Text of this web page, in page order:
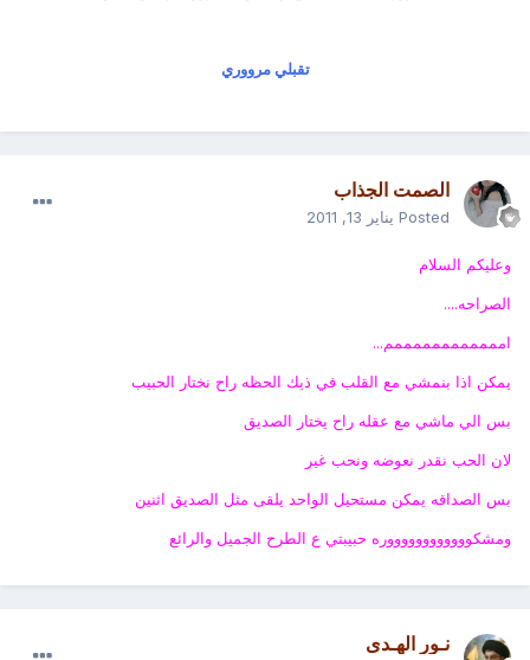
تقبلي مرووري
الصمت الجذاب
Posted يناير 13, 2011
وعليكم السلام
الصراحه....
اممممممممممممم...
يمكن اذا بنمشي مع القلب في ذيك الحظه راح نختار الحبيب
بس الي ماشي مع عقله راح يختار الصديق
لان الحب نقدر نعوضه ونحب غير
بس الصداقه يمكن مستحيل الواحد يلقى مثل الصديق اثنين
ومشكووووووووووووره حبيبتي ع الطرح الجميل والرائع
نـور الهـدى